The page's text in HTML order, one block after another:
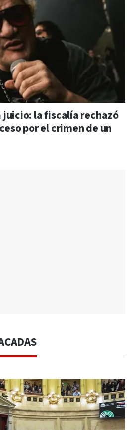
juicio: la fiscalía rechazó
por el crimen de un